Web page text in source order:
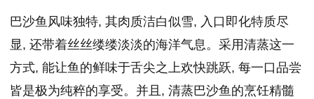
巴沙鱼风味独特, 其肉质洁白似雪, 入口即化特质尽
显, 还带着丝丝缕缕淡淡的海洋气息。采用清蒸这一
方式, 能让鱼的鲜味于舌尖之上欢快跳跃, 每一口品尝
皆是极为纯粹的享受。并且, 清蒸巴沙鱼的烹饪精髓